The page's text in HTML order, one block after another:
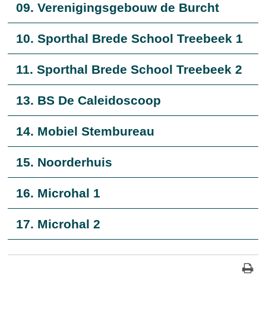
09. Verenigingsgebouw de Burcht
10. Sporthal Brede School Treebeek 1
11. Sporthal Brede School Treebeek 2
13. BS De Caleidoscoop
14. Mobiel Stembureau
15. Noorderhuis
16. Microhal 1
17. Microhal 2